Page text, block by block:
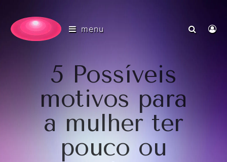
menu
5 Possíveis
motivos para
a mulher ter
pouco ou